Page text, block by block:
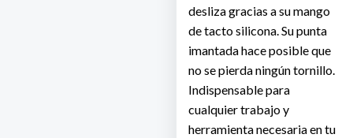
desliza gracias a su mango
de tacto silicona. Su punta
imantada hace posible que
no se pierda ningún tornillo.
Indispensable para
cualquier trabajo y
herramienta necesaria en tu